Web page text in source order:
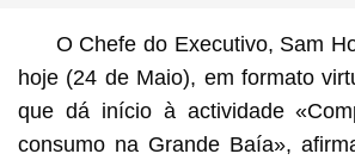
O Chefe do Executivo, Sam
hoje (24 de Maio), em formato
que dá início à actividade
consumo na Grande Baía»,